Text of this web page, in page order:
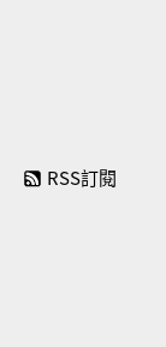
RSS訂閱